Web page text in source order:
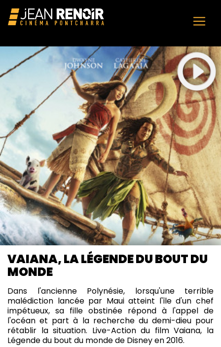
VAIANA, LA LÉGENDE DU BOUT DU
MONDE
Dans l'ancienne Polynésie, lorsqu'une terrible
malédiction lancée par Maui atteint l'île d'un chef
impétueux, sa fille obstinée répond à l'appel de
l'océan et part à la recherche du demi-dieu pour
rétablir la situation. Live-Action du film Vaiana, la
Légende du bout du monde de Disney en 2016.